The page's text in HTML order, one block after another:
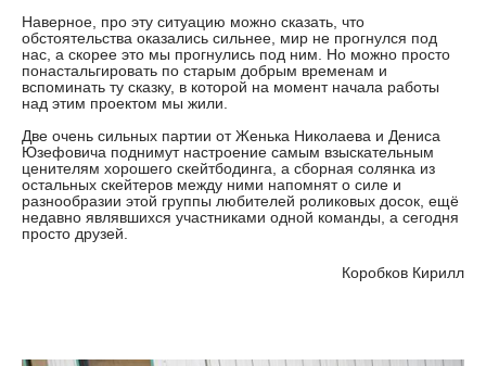
Наверное, про эту ситуацию можно сказать, что
обстоятельства оказались сильнее, мир не прогнулся под
нас, а скорее это мы прогнулись под ним. Но можно просто
понастальгировать по старым добрым временам и
вспоминать ту сказку, в которой на момент начала работы
над этим проектом мы жили.
Две очень сильных партии от Женька Николаева и Дениса
Юзефовича поднимут настроение самым взыскательным
ценителям хорошего скейтбодинга, а сборная солянка из
остальных скейтеров между ними напомнят о силе и
разнообразии этой группы любителей роликовых досок, ещё
недавно являвшихся участниками одной команды, а сегодня
просто друзей.
Коробков Кирилл